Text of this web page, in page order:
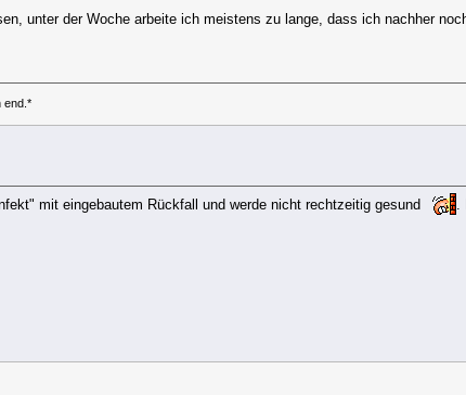
unter der Woche arbeite ich meistens zu lange, dass ich nachher
end.*
mit eingebautem Rückfall und werde nicht rechtzeitig gesund
.